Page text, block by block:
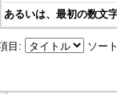
あるいは、最初の数文
目: ソー